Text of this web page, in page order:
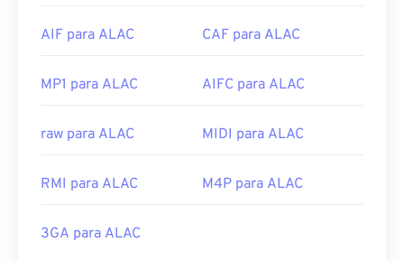
AIF para ALAC CAF para ALAC
MP1 para ALAC AIFC para ALAC
raw para ALAC MIDI para ALAC
RMI para ALAC M4P para ALAC
3GA para ALAC